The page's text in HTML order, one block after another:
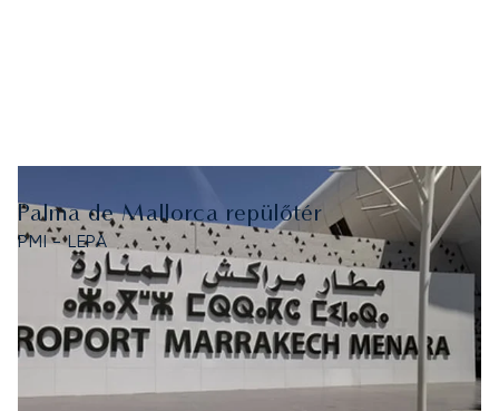
Palma de Mallorca repülőtér
PMI - LEPA